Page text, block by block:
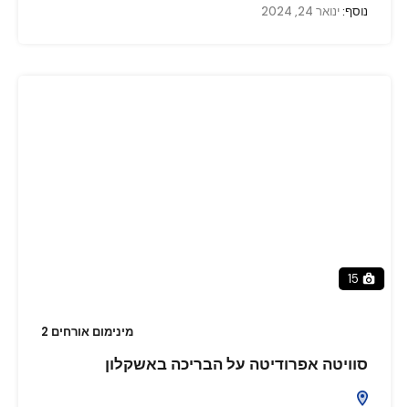
נוסף:ינואר 24, 2024
15
מינימום אורחים 2
סוויטה אפרודיטה על הבריכה באשקלון